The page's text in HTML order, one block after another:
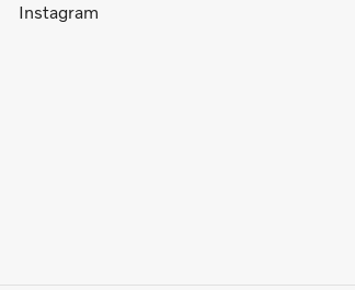
Instagram